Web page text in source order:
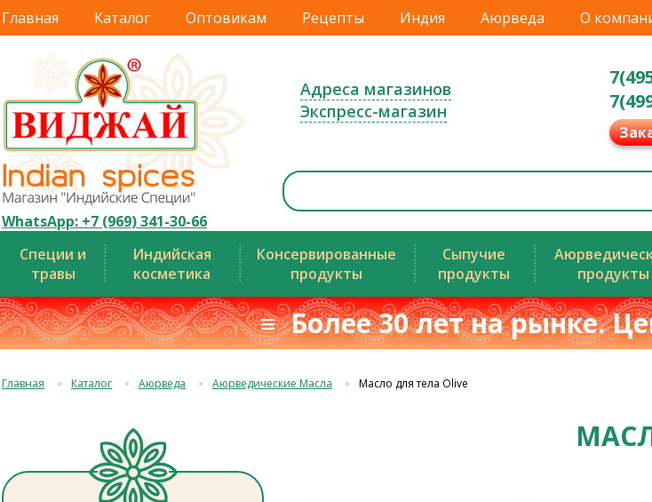
Главная Каталог Оптовикам Рецепты Индия Аюрведа О
WhatsApp: +7 (969) 341-30-66
Адреса магазинов
Экспресс-магазин
Специи и
травы
Индийская
косметика
Консервированные
продукты
Сыпучие
продукты
продукты
≡ Более 30 лет на рынке.
Главная Каталог Аюрведа Аюрведические Масла Масло для тела Olive